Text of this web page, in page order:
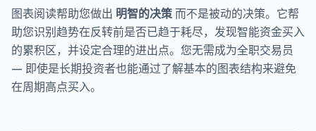
图表阅读帮助您做出 明智的决策而不是被动的决策。它帮
助您识别趋势在反转前是否已趋于耗尽，发现智能资金买入
的累积区，并设定合理的进出点。您无需成为全职交易员
— 即使是长期投资者也能通过了解基本的图表结构来避免
在周期高点买入。